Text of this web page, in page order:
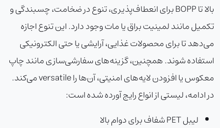
بالا تا BOPP برای انعطاف‌پذیری، تنوع در ضخامت، چسبندگی و
تکمیل مانند لمینیت براق یا مات وجود دارد. این تنوع اجازه
می‌دهد تا برای محصولات غذایی، آرایشی یا حتی الکترونیکی
استفاده شوند. همچنین، گزینه‌های سفارشی‌سازی مانند چاپ
معکوس یا افزودن لایه‌های امنیتی، آن‌ها را versatile می‌کند.
در ادامه، لیستی از انواع رایج آورده شده است:
لیبل PET شفاف برای دوام بالا